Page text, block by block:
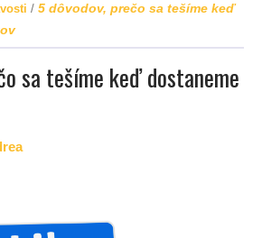
/ 5 dôvodov, prečo sa tešíme keď
sa tešíme keď dostaneme